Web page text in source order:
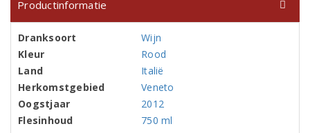
Productinformatie
Dranksoort
Wijn
Kleur
Rood
Land
Italië
Herkomstgebied
Veneto
Oogstjaar
2012
Flesinhoud
750 ml